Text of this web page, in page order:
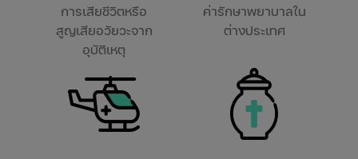
การเสียชีวิตหรือ
สูญเสียอวัยวะจาก
อุบัติเหตุ
ค่ารักษาพยาบาลใน
ต่างประเทศ